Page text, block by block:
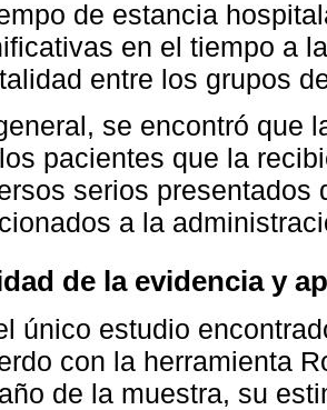
de estancia
en el tiempo a
entre los grupos
se encontró que
pacientes que la
serios presentados
a la
de la evidencia y
único estudio
con la herramienta
de la muestra, su